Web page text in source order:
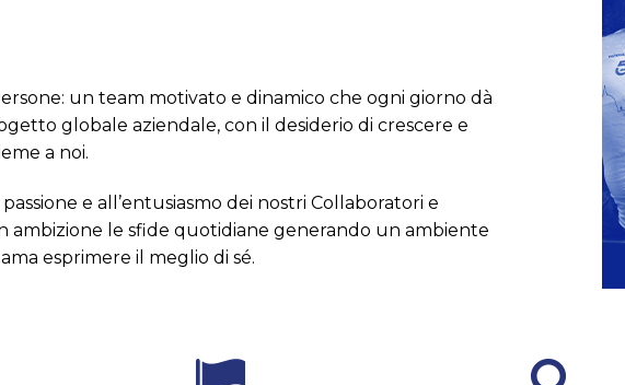
un team motivato e dinamico che ogni giorno dà
globale aziendale, con il desiderio di crescere e
a noi.
e all’entusiasmo dei nostri Collaboratori e
ambizione le sfide quotidiane generando un ambiente
esprimere il meglio di sé.